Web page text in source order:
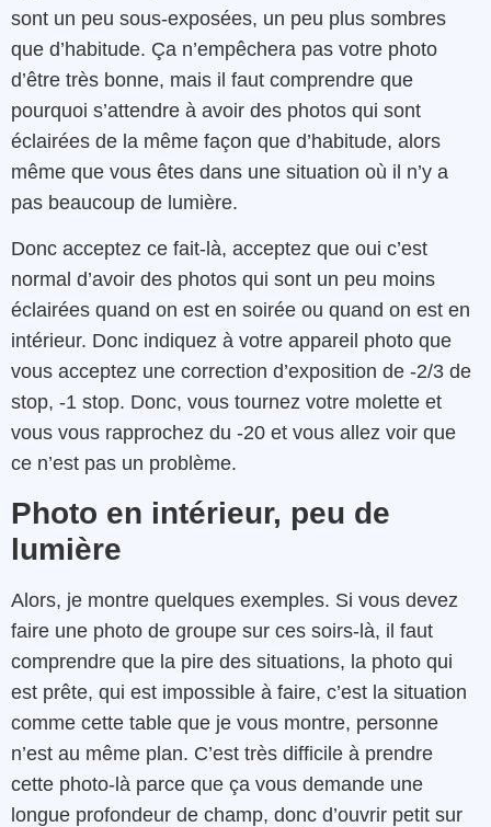
sont un peu sous-exposées, un peu plus sombres
que d’habitude. Ça n’empêchera pas votre photo
d’être très bonne, mais il faut comprendre que
pourquoi s’attendre à avoir des photos qui sont
éclairées de la même façon que d’habitude, alors
même que vous êtes dans une situation où il n’y a
pas beaucoup de lumière.
Donc acceptez ce fait-là, acceptez que oui c’est
normal d’avoir des photos qui sont un peu moins
éclairées quand on est en soirée ou quand on est en
intérieur. Donc indiquez à votre appareil photo que
vous acceptez une correction d’exposition de -2/3 de
stop, -1 stop. Donc, vous tournez votre molette et
vous vous rapprochez du -20 et vous allez voir que
ce n’est pas un problème.
Photo en intérieur, peu de
lumière
Alors, je montre quelques exemples. Si vous devez
faire une photo de groupe sur ces soirs-là, il faut
comprendre que la pire des situations, la photo qui
est prête, qui est impossible à faire, c’est la situation
comme cette table que je vous montre, personne
n’est au même plan. C’est très difficile à prendre
cette photo-là parce que ça vous demande une
longue profondeur de champ, donc d’ouvrir petit sur